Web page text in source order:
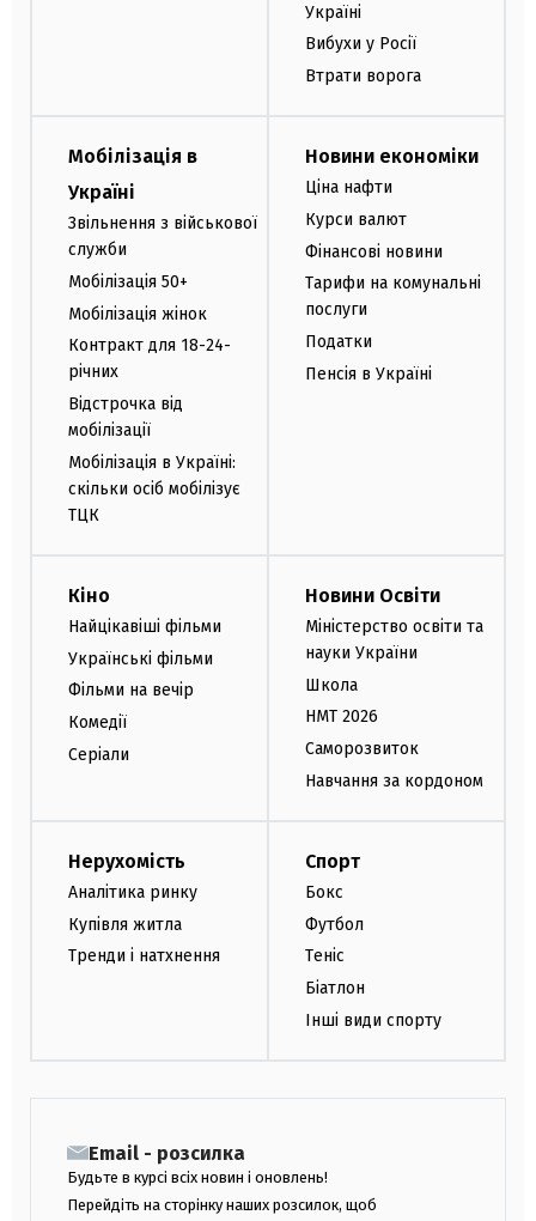
Україні
Вибухи у Росії
Втрати ворога
Мобілізація в
Україні
Звільнення з військової
служби
Мобілізація 50+
Мобілізація жінок
Контракт для 18-24-
річних
Відстрочка від
мобілізації
Мобілізація в Україні:
скільки осіб мобілізує
ТЦК
Новини економіки
Ціна нафти
Курси валют
Фінансові новини
Тарифи на комунальні
послуги
Податки
Пенсія в Україні
Кіно
Найцікавіші фільми
Українські фільми
Фільми на вечір
Комедії
Серіали
Новини Освіти
Міністерство освіти та
науки України
Школа
НМТ 2026
Саморозвиток
Навчання за кордоном
Нерухомість
Аналітика ринку
Купівля житла
Тренди і натхнення
Спорт
Бокс
Футбол
Теніс
Біатлон
Інші види спорту
Email - розсилка
Будьте в курсі всіх новин і оновлень!
Перейдіть на сторінку наших розсилок, щоб